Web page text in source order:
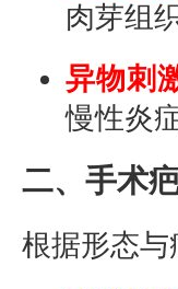
肉芽组
异物刺
慢性炎
二、手术
根据形态